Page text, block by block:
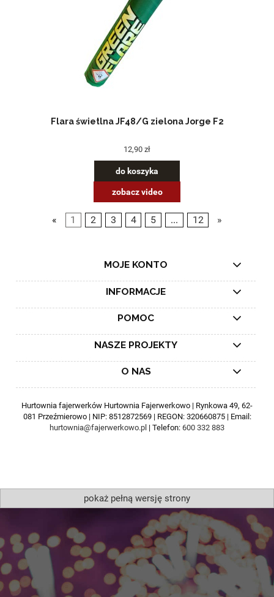
Flara świetlna JF48/G zielona Jorge F2
12,90 zł
do koszyka
zobacz video
« 1 2 3 4 5 ... 12 »
MOJE KONTO
INFORMACJE
POMOC
NASZE PROJEKTY
O NAS
Hurtownia fajerwerków Hurtownia Fajerwerkowo | Rynkowa 49, 62-
081 Przeźmierowo | NIP: 8512872569 | REGON: 320660875 | Email:
hurtownia@fajerwerkowo.pl | Telefon: 600 332 883
pokaż pełną wersję strony